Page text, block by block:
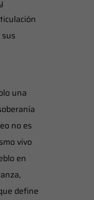
una
no es
vivo
en
define